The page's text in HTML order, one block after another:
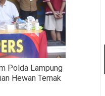
Polda Lampung
Hewan Ternak